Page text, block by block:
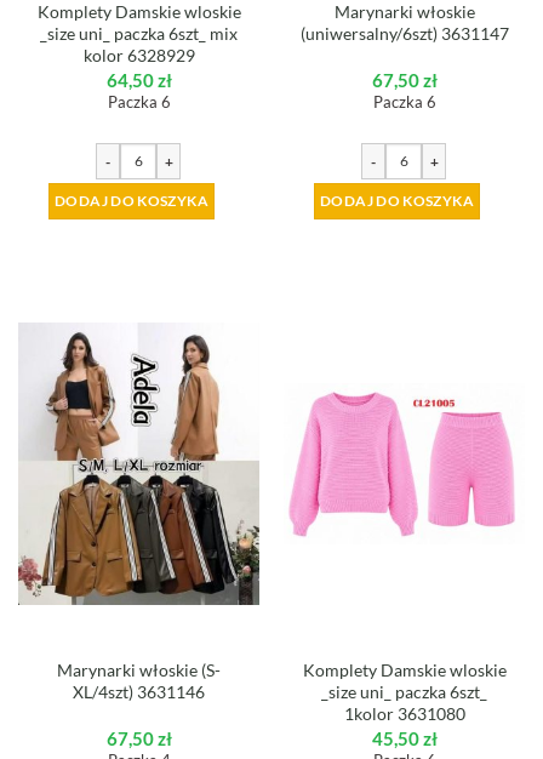
Komplety Damskie wloskie
_size uni_ paczka 6szt_ mix
kolor 6328929
64,50zł
Paczka 6
- +
DODAJ DO KOSZYKA
Marynarki włoskie
(uniwersalny/6szt) 3631147
67,50zł
Paczka 6
- +
DODAJ DO KOSZYKA
Marynarki włoskie (S-
XL/4szt) 3631146
67,50zł
Komplety Damskie wloskie
_size uni_ paczka 6szt_
1kolor 3631080
45,50zł